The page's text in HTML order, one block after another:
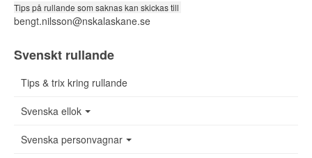
Tips på rullande som saknas kan skickas till
bengt.nilsson@nskalaskane.se
Svenskt rullande
Tips & trix kring rullande
Svenska ellok
Svenska personvagnar